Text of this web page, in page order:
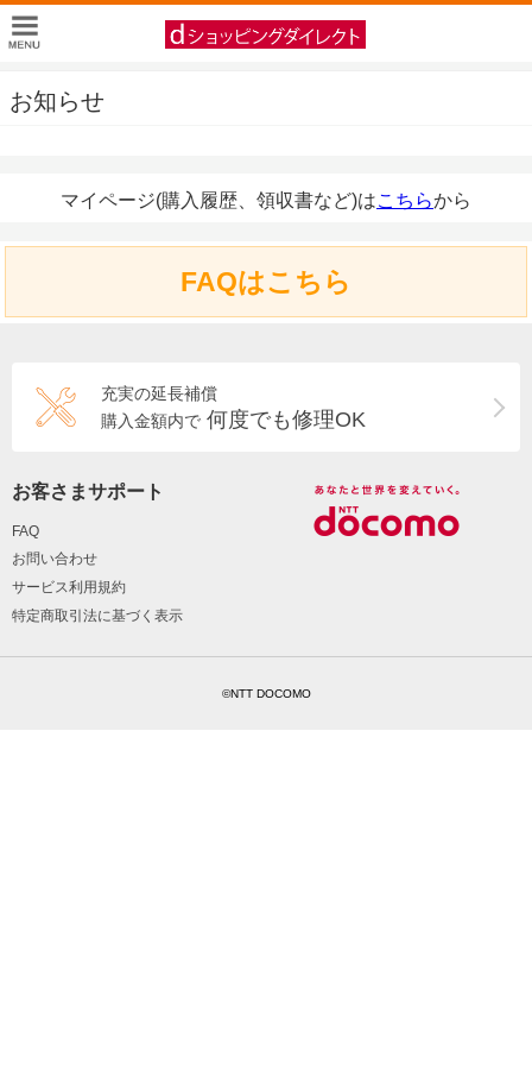
お知らせ
マイページ(購入履歴、領収書など)はこちらから
FAQはこちら
充実の延長補償
購入金額内で 何度でも修理OK
お客さまサポート
FAQ
お問い合わせ
サービス利用規約
特定商取引法に基づく表示
©NTT DOCOMO